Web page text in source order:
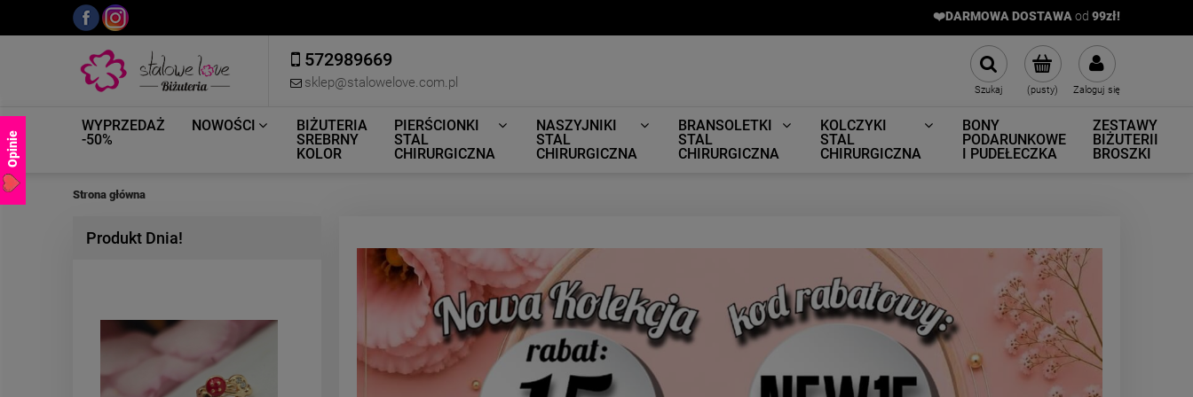
❤️DARMOWA DOSTAWA od 99zł!
572989669
sklep@stalowelove.com.pl (pusty) Zaloguj się
Szukaj
WYPRZEDAŻ
-50%
NOWOŚCI
BIŻUTERIA
SREBRNY
KOLOR
PIERŚCIONKI
STAL
CHIRURGICZNA
NASZYJNIKI
STAL
CHIRURGICZNA
BRANSOLETKI
STAL
CHIRURGICZNA
KOLCZYKI
STAL
CHIRURGICZNA
BONY
PODARUNKOWE
I PUDEŁECZKA
ZESTAWY
BIŻUTERII
BROSZKI
Strona główna
Produkt Dnia!
Opinie